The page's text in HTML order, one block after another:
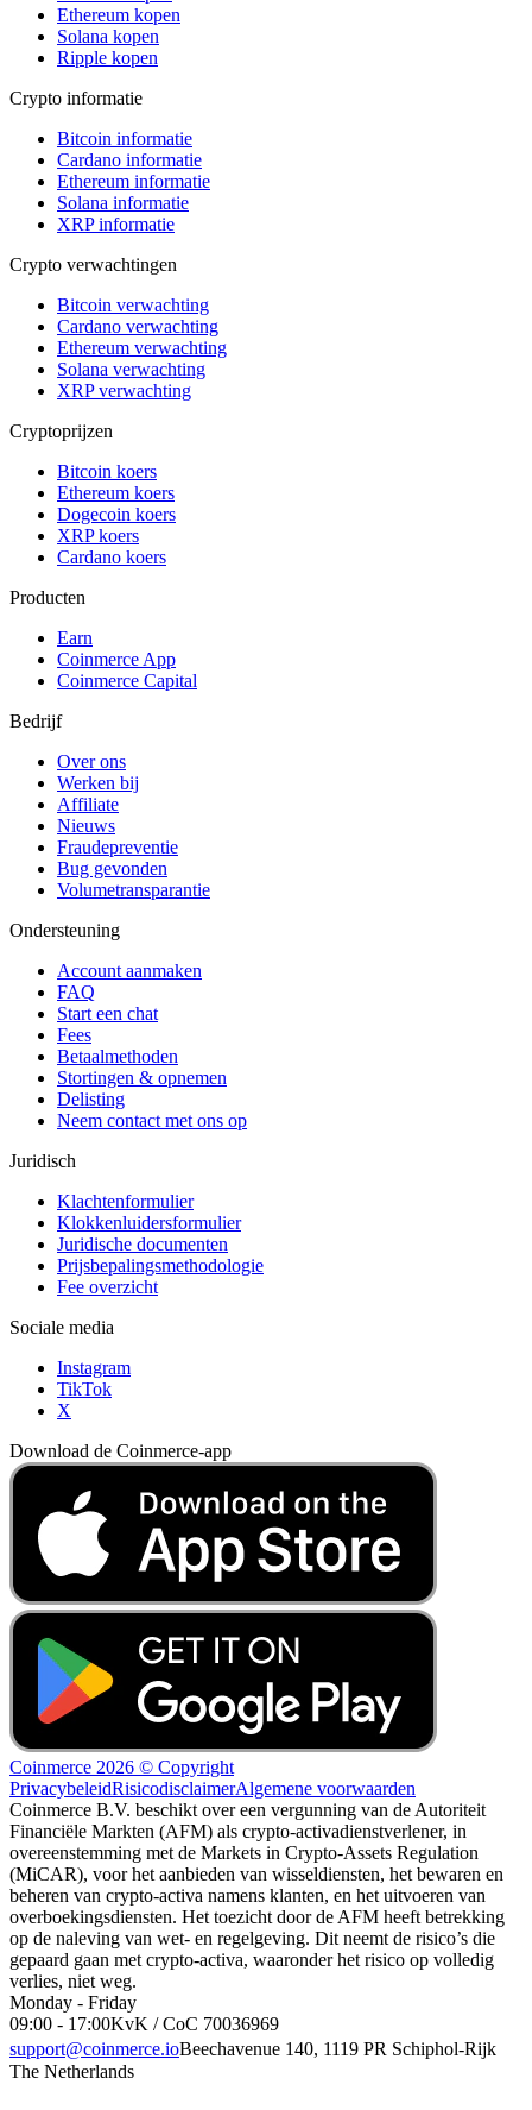
Ethereum kopen
Solana kopen
Ripple kopen
Crypto informatie
Bitcoin informatie
Cardano informatie
Ethereum informatie
Solana informatie
XRP informatie
Crypto verwachtingen
Bitcoin verwachting
Cardano verwachting
Ethereum verwachting
Solana verwachting
XRP verwachting
Cryptoprijzen
Bitcoin koers
Ethereum koers
Dogecoin koers
XRP koers
Cardano koers
Producten
Earn
Coinmerce App
Coinmerce Capital
Bedrijf
Over ons
Werken bij
Affiliate
Nieuws
Fraudepreventie
Bug gevonden
Volumetransparantie
Ondersteuning
Account aanmaken
FAQ
Start een chat
Fees
Betaalmethoden
Stortingen & opnemen
Delisting
Neem contact met ons op
Juridisch
Klachtenformulier
Klokkenluidersformulier
Juridische documenten
Prijsbepalingsmethodologie
Fee overzicht
Sociale media
Instagram
TikTok
X
Download de Coinmerce-app
Coinmerce 2026 © Copyright
PrivacybeleidRisicodisclaimerAlgemene voorwaarden
Coinmerce B.V. beschikt over een vergunning van de Autoriteit
Financiële Markten (AFM) als crypto-activadienstverlener, in
overeenstemming met de Markets in Crypto-Assets Regulation
(MiCAR), voor het aanbieden van wisseldiensten, het bewaren en
beheren van crypto-activa namens klanten, en het uitvoeren van
overboekingsdiensten. Het toezicht door de AFM heeft betrekking
op de naleving van wet- en regelgeving. Dit neemt de risico’s die
gepaard gaan met crypto-activa, waaronder het risico op volledig
verlies, niet weg.
Monday - Friday
09:00 - 17:00KvK / CoC 70036969
support@coinmerce.ioBeechavenue 140, 1119 PR Schiphol-Rijk
The Netherlands